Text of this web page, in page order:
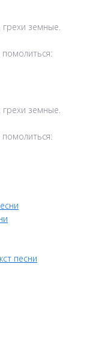
грехи земные.
грехи земные.
песни